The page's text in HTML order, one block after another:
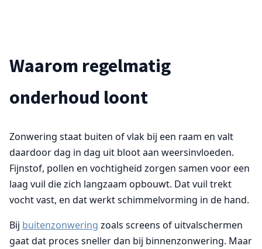
Waarom regelmatig
onderhoud loont
Zonwering staat buiten of vlak bij een raam en valt
daardoor dag in dag uit bloot aan weersinvloeden.
Fijnstof, pollen en vochtigheid zorgen samen voor een
laag vuil die zich langzaam opbouwt. Dat vuil trekt
vocht vast, en dat werkt schimmelvorming in de hand.
Bij buitenzonwering zoals screens of uitvalschermen
gaat dat proces sneller dan bij binnenzonwering. Maar